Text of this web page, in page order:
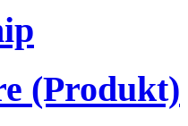
(Produkt)